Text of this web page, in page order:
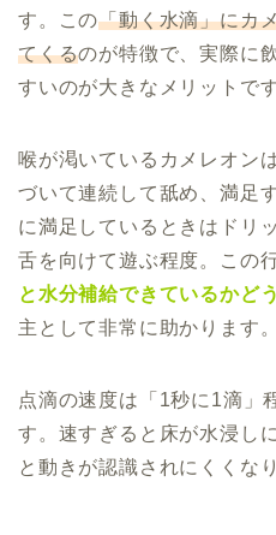
す。この「動く水滴」にカ
てくるのが特徴で、実際に
すいのが大きなメリットです
喉が渇いているカメレオン
づいて連続して舐め、満足
に満足しているときはドリ
舌を向けて遊ぶ程度。この
と水分補給できているかど
主として非常に助かります。
点滴の速度は「1秒に1滴」
す。速すぎると床が水浸し
と動きが認識されにくくな